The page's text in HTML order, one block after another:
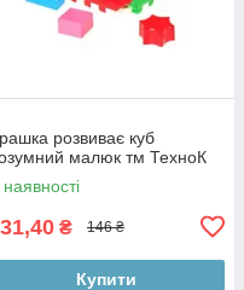
розвиває куб
малюк тм ТехноК
₴ 146 ₴
Купити